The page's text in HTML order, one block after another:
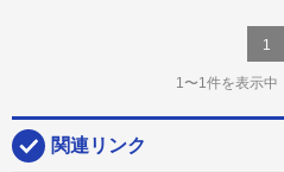
1
1〜1件を表示中
関連リンク